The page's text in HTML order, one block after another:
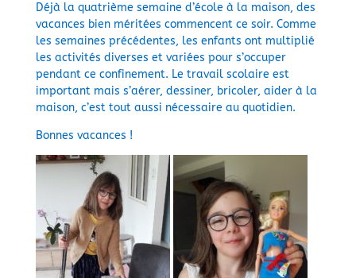
Déjà la quatrième semaine d’école à la maison, des
vacances bien méritées commencent ce soir. Comme
les semaines précédentes, les enfants ont multiplié
les activités diverses et variées pour s’occuper
pendant ce confinement. Le travail scolaire est
important mais s’aérer, dessiner, bricoler, aider à la
maison, c’est tout aussi nécessaire au quotidien.
Bonnes vacances !